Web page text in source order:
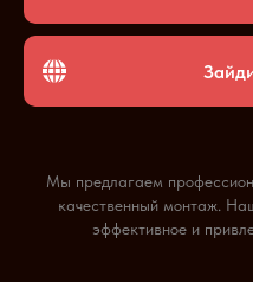
Мы предлагаем
качественный монтаж.
эффективное и